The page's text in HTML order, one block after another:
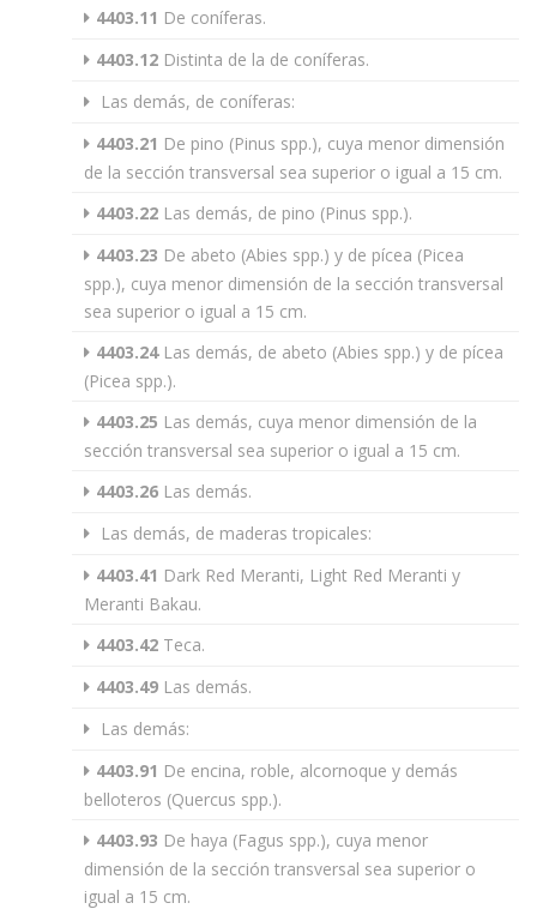
4403.11 De coníferas.
4403.12 Distinta de la de coníferas.
Las demás, de coníferas:
4403.21 De pino (Pinus spp.), cuya menor dimensión
de la sección transversal sea superior o igual a 15 cm.
4403.22 Las demás, de pino (Pinus spp.).
4403.23 De abeto (Abies spp.) y de pícea (Picea
spp.), cuya menor dimensión de la sección transversal
sea superior o igual a 15 cm.
4403.24Las demás, de abeto (Abies spp.) y de pícea
(Picea spp.).
4403.25 Las demás, cuya menor dimensión de la
sección transversal sea superior o igual a 15 cm.
4403.26 Las demás.
Las demás, de maderas tropicales:
4403.41 Dark Red Meranti, Light Red Meranti y
Meranti Bakau.
4403.42 Teca.
4403.49 Las demás.
Las demás:
4403.91 De encina, roble, alcornoque y demás
belloteros (Quercus spp.).
4403.93 De haya (Fagus spp.), cuya menor
dimensión de la sección transversal sea superior o
igual a 15 cm.